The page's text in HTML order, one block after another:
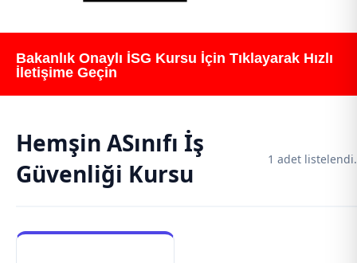
Bakanlık Onaylı İSG Kursu İçin Tıklayarak Hızlı
İletişime Geçin
Hemşin ASınıfı İş
Güvenliği Kursu
1 adet listelendi.